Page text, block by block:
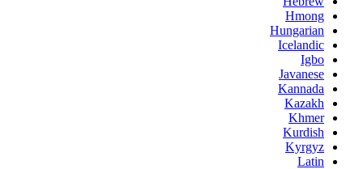
Hmong
Hungarian
Icelandic
Igbo
Javanese
Kannada
Kazakh
Khmer
Kurdish
Kyrgyz
Latin